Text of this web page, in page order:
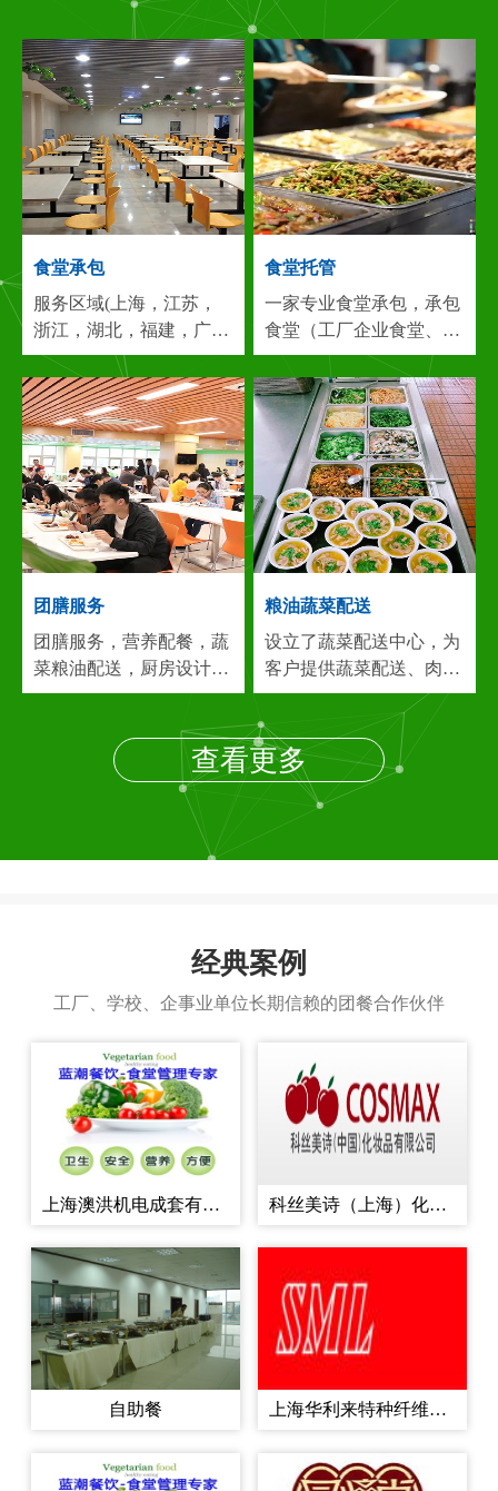
食堂承包
服务区域(上海，江苏，
浙江，湖北，福建，广
东，安徽等)专业从事：
食堂承包,饭堂承包,食堂
托管,承包食堂,团膳服务,
餐饮服务,食堂管理，团
膳、... 服务区域(上海，
江苏，浙江，湖北，福
建，广东，安徽等)专业
从事：食堂承包,饭堂承
包,食堂托管,承包食堂,团
膳服务,餐饮服务,食堂管
食堂托管
一家专业食堂承包，承包
食堂（工厂企业食堂、机
关食堂、大厦食堂、工业
园区食堂、医院食堂、学
校食堂 、酒店食堂等）...
团膳服务，营养配餐，蔬
菜粮油配送，厨房设计，
食堂保洁，餐饮服务等食
堂管理一体化的大型后勤
服务公司...
团膳服务
团膳服务，营养配餐，蔬
菜粮油配送，厨房设计，
食堂保洁，餐饮服务等食
服务公司，目前在长三角
地区已为60多家企业提供
专业的食堂管理服务...
们连锁经营，货源团购，
价廉物美，能长期保证优
希望各贵公司来电来人参
粮油蔬菜配送
设立了蔬菜配送中心，为
客户提供蔬菜配送、肉类
配送、调料配送、粮油配
送等服务。配送中心与蔬
菜基地、肉食、禽、鱼、
米、油、调味品等供应厂
商达成了长期合作...
了畅通的食物供求关系，
给，这给我们的食堂经营
支撑同时也为企业降低采
查看更多
经典案例
工厂、学校、企事业单位长期信赖的团餐合作伙伴
上海澳洪机电成套有限公司 科丝美诗（上海）化妆品有限公司
自助餐 上海华利来特种纤维有限公司